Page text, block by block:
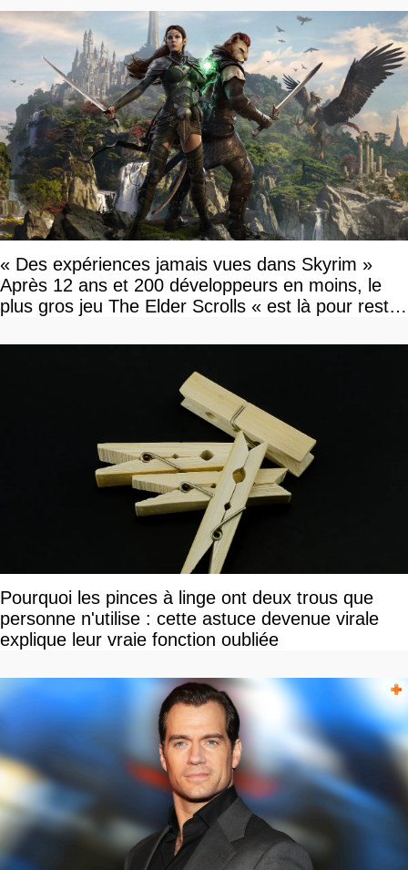
« Des expériences jamais vues dans Skyrim »
Après 12 ans et 200 développeurs en moins, le
plus gros jeu The Elder Scrolls « est là pour rester
Pourquoi les pinces à linge ont deux trous que
personne n'utilise : cette astuce devenue virale
explique leur vraie fonction oubliée